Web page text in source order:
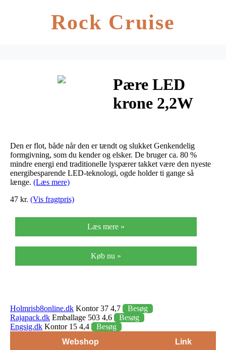
Rock Cruise
Pære LED
krone 2,2W
varm hvid P45
E14 WW FR
ND SR
Den er flot, både når den er tændt og slukket Genkendelig
formgivning, som du kender og elsker. De bruger ca. 80 %
mindre energi end traditionelle lyspærer takket være den nyeste
energibesparende LED-teknologi, ogde holder ti gange så
længe. (Læs mere)
47 kr. (Vis fragtpris)
Læs mere »
Køb nu »
Holmrisb8online.dk Kontor 37 4,7
Besøg
Rajapack.dk Emballage 503 4,6
Besøg
Engsig.dk Kontor 15 4,4
Besøg
Webshop
Link